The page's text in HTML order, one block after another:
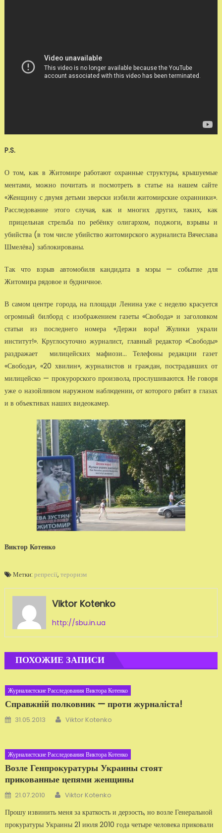
P.S.
О том, как в Житомире работают охранные структуры, крышуемые
ментами, можно почитать и посмотреть в статье на нашем сайте
«Женщину с двумя детьми зверски избили житомирские охранники».
Расследование этого случая, как и многих других, таких, как
прицельная стрельба по ребёнку олигархом, поджоги, взрывы и
убийства (в том числе убийство житомирского журналиста Вячеслава
Шмелёва) заблокированы.
Так что взрыв автомобиля кандидата в мэры — событие для
Житомира рядовое и будничное.
В самом центре города, на площади Ленина уже с неделю красуется
огромный билборд с изображением газеты «Свобода» и заголовком
статьи из последнего номера «Держи вора! Жулики украли
институт!». Круглосуточно журналист, главный редактор «Свободы»
раздражает милицейских мафиози... Телефоны редакции газет
«Свобода», «20 хвилин», журналистов и граждан, пострадавших от
милицейско — прокурорского произвола, прослушиваются. Не говоря
уже о назойливом наружном наблюдении, от которого рябит в глазах
и в объективах наших видеокамер.
Виктор Котенко
Метки: репресії, тероризм
Viktor Kotenko
http://sbu.in.ua
ПОХОЖИЕ ЗАПИСИ
Журналистские Расследования Виктора Котенко
Справжній полковник — проти журналіста!
Добавлено
31.05.2013 Автор
Viktor Kotenko
Журналистские Расследования Виктора Котенко
Возле Генпрокуратуры Украины стоят
прикованные цепями женщины
Добавлено
21.07.2010 Автор
Viktor Kotenko
Прошу извинить меня за краткость и дерзость, но возле Генеральной
прокуратуры Украины 21 июля 2010 года четыре человека приковали